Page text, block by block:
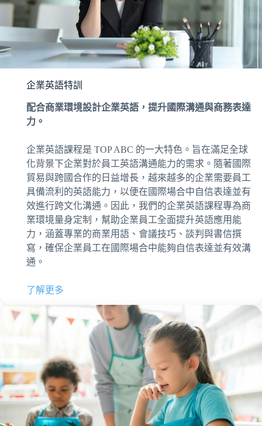
企業英語特訓
配合商業環境設計企業英語，提升國際溝通與商務表達
力。
企業英語課程是 TOP ABC 的一大特色。旨在滿足全球
化背景下企業對於員工英語溝通能力的需求。隨著國際
貿易與跨國合作的日益增長，越來越多的企業需要員工
具備流利的英語能力，以便在國際場合中自信表達並有
效進行跨文化溝通。因此，我們的企業英語課程專為商
業環境量身定制，幫助企業員工全面提升英語應用能
力，涵蓋專業的商業用語、會議技巧、談判與書信撰
寫，確保企業員工在國際場合中能夠自信表達並有效溝
通。
了解更多